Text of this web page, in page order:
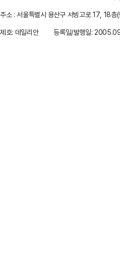
주소 : 서울특별시 용산구 서빙고로 17, 18층
제호: 데일리안
등록일/발행일: